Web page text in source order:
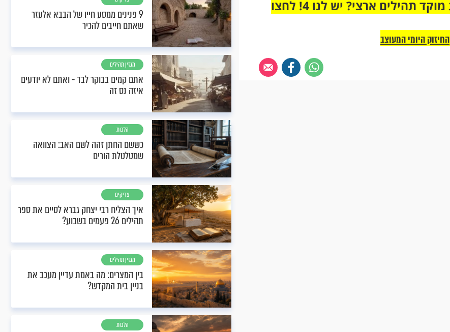
מחוברים רק לקבוצת ווטסאפ אחת מבית מוקד תהילים ארצי? יש לנו 4! לחצו
החיזוק היומי המעוצב
9 פנינים ממסע חייו של הבבא אלעזר
שאתם חייבים להכיר
מגזין תהילים
אתם קמים בבוקר לבד - ואתם לא יודעים
איזה נס זה
הלכות
כששם החתן זהה לשם האב: הצוואה
שמטלטלת הורים
צדיקים
איך הצליח רבי יצחק גברא לסיים את ספר
תהילים 26 פעמים בשבוע?
מגזין תהילים
בין המצרים: מה באמת עדיין מעכב את
בניין בית המקדש?
הלכות